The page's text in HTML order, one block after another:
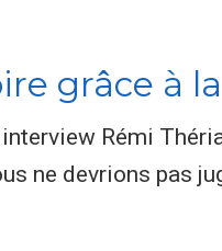
grâce à
Rémi
ne devrions pas